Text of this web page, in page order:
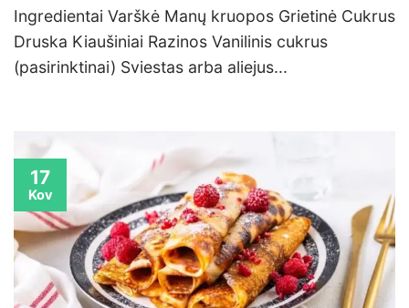
Ingredientai Varškė Manų kruopos Grietinė Cukrus
Druska Kiaušiniai Razinos Vanilinis cukrus
(pasirinktinai) Sviestas arba aliejus...
17
Kov